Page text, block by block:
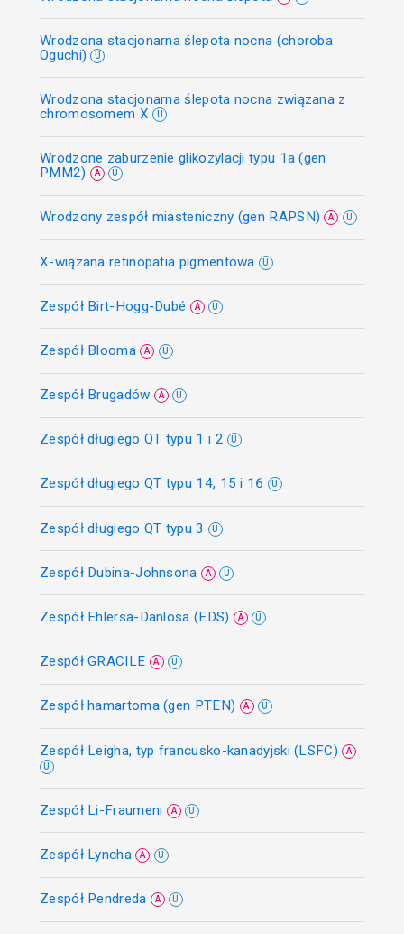
Wrodzona stacjonarna ślepota nocna (choroba
Oguchi)
U
Wrodzona stacjonarna ślepota nocna związana z
chromosomem X
U
Wrodzone zaburzenie glikozylacji typu 1a (gen
PMM2)
A U
Wrodzony zespół miasteniczny (gen RAPSN) A U
X-wiązana retinopatia pigmentowa U
Zespół Birt-Hogg-Dubé A U
Zespół Blooma A U
Zespół Brugadów A U
Zespół długiego QT typu 1 i 2 U
Zespół długiego QT typu 14, 15 i 16 U
Zespół długiego QT typu 3 U
Zespół Dubina-Johnsona A U
Zespół Ehlersa-Danlosa (EDS) A U
Zespół GRACILE A U
Zespół hamartoma (gen PTEN) A U
Zespół Leigha, typ francusko-kanadyjski (LSFC)
A
U
Zespół Li-Fraumeni A U
Zespół Lyncha A U
Zespół Pendreda A U